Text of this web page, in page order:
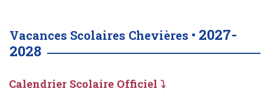
Vacances Scolaires Chevières • 2027-
2028
Calendrier Scolaire Officiel ⤵